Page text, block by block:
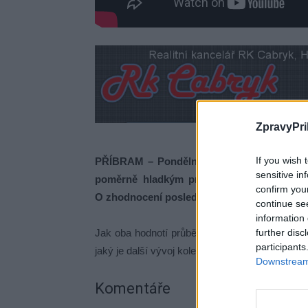
If you wish
sensitive
confirm
continue
information
further
PŘÍBRAM – Pondělní zastupitelstvo se
poměrně hladkým průběhem se patrně
O zhodnocení posledního zasedání jsme
Jak oba hodnotí průběh posledního
jaký je další vývoj kolem plánované
Komentáře